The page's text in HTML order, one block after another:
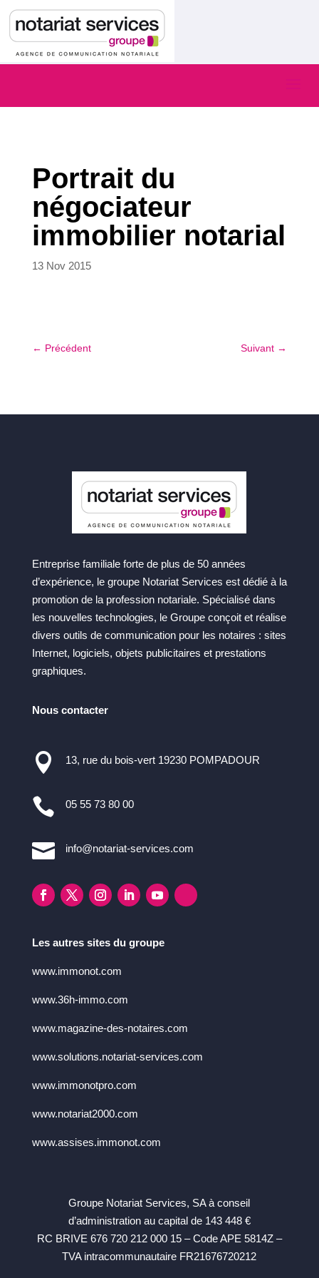
Portrait du
négociateur
immobilier notarial
13 Nov 2015
← Précédent Suivant →
Entreprise familiale forte de plus de 50 années
d’expérience, le groupe Notariat Services est dédié à la
promotion de la profession notariale. Spécialisé dans
les nouvelles technologies, le Groupe conçoit et réalise
divers outils de communication pour les notaires : sites
Internet, logiciels, objets publicitaires et prestations
graphiques.
Nous contacter
 13, rue du bois-vert 19230 POMPADOUR
 05 55 73 80 00
 info@notariat-services.com
Les autres sites du groupe
www.immonot.com
www.36h-immo.com
www.magazine-des-notaires.com
www.solutions.notariat-services.com
www.immonotpro.com
www.notariat2000.com
www.assises.immonot.com
Groupe Notariat Services, SA à conseil
d’administration au capital de 143 448 €
RC BRIVE 676 720 212 000 15 – Code APE 5814Z –
TVA intracommunautaire FR21676720212